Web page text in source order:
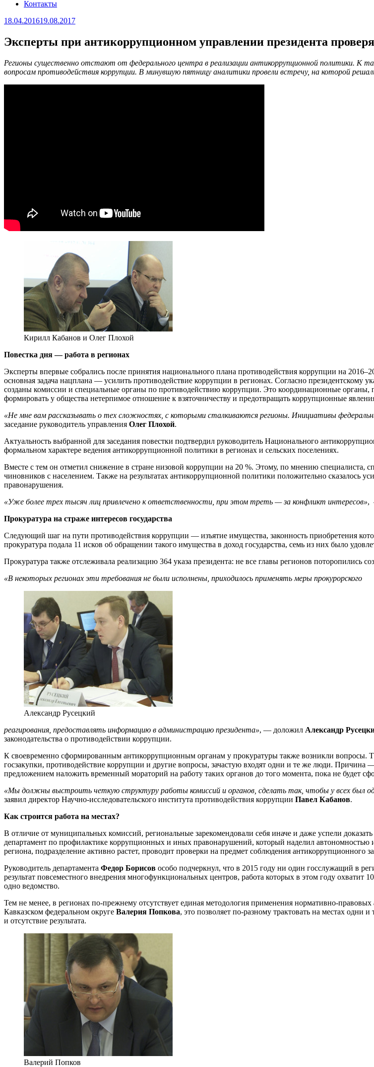
Контакты
Опубликовано
18.04.201619.08.2017
Эксперты при антикоррупционном управлении президента
Регионы существенно отстают от федерального центра в реализации антикоррупционной политики. К
вопросам противодействия коррупции. В минувшую пятницу аналитики провели встречу, на которой
Кирилл Кабанов и Олег Плохой
Повестка дня — работа в регионах
Эксперты впервые собрались после принятия национального плана противодействия коррупции на
основная задача нацплана — усилить противодействие коррупции в регионах. Согласно
созданы комиссии и специальные органы по противодействию коррупции. Это координационные
формировать у общества нетерпимое отношение к взяточничеству и предотвращать коррупционные
«Не мне вам рассказывать о тех сложностях, с которыми сталкиваются регионы. Инициативы
заседание руководитель управления Олег Плохой.
Актуальность выбранной для заседания повестки подтвердил руководитель Национального
формальном характере ведения антикоррупционной политики в регионах и сельских поселениях.
Вместе с тем он отметил снижение в стране низовой коррупции на 20 %. Этому, по мнению специалиста,
чиновников с населением. Также на результатах антикоррупционной политики положительно сказалось
правонарушения.
«Уже более трех тысяч лиц привлечено к ответственности, при этом треть — за конфликт интересов»,
Прокуратура на страже интересов государства
Следующий шаг на пути противодействия коррупции — изъятие имущества, законность приобретения
прокуратура подала 11 исков об обращении такого имущества в доход государства, семь из них было
Прокуратура также отслеживала реализацию 364 указа президента: не все главы регионов поторопились
«В некоторых регионах эти требования не были исполнены, приходилось применять меры прокурорского
Александр Русецкий
реагирования, предоставлять информацию в администрацию президента», — доложил Александр
законодательства о противодействии коррупции.
К своевременно сформированным антикоррупционным органам у прокуратуры также возникли
госзакупки, противодействие коррупции и другие вопросы, зачастую входят одни и те же люди.
предложением наложить временный мораторий на работу таких органов до того момента, пока не будет
«Мы должны выстроить четкую структуру работы комиссий и органов, сделать так, чтобы у всех был
заявил директор Научно-исследовательского института противодействия коррупции Павел Кабанов.
Как строится работа на местах?
В отличие от муниципальных комиссий, региональные зарекомендовали себя иначе и даже успели
департамент по профилактике коррупционных и иных правонарушений, который наделил
региона, подразделение активно растет, проводит проверки на предмет соблюдения антикоррупционного
Руководитель департамента Федор Борисов особо подчеркнул, что в 2015 году ни один госслужащий в
результат повсеместного внедрения многофункциональных центров, работа которых в этом году охватит
одно ведомство.
Тем не менее, в регионах по-прежнему отсутствует единая методология применения нормативно-
Кавказском федеральном округе Валерия Попкова, это позволяет по-разному трактовать на местах
и отсутствие результата.
Валерий Попков